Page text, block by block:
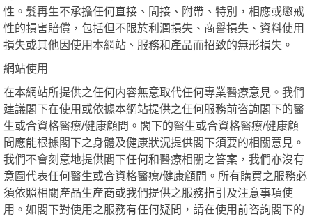
性。髮再生不承擔任何直接、間接、附帶、特別，相應或懲戒
性的損害賠償，包括但不限於利潤損失、商譽損失、資料使用
損失或其他因使用本網站、服務和產品而招致的無形損失。
網站使用
在本網站所提供之任何内容無意取代任何專業醫療意見。我們
建議閣下在使用或依據本網站提供之任何服務前咨詢閣下的醫
生或合資格醫療/健康顧問。閣下的醫生或合資格醫療/健康顧
問應能根據閣下之身體及健康狀況提供閣下須要的相關意見。
我們不會刻意地提供閣下任何和醫療相關之答案，我們亦沒有
意圖代表任何醫生或合資格醫療/健康顧問。所有購買之服務必
須依照相關產品生産商或我們提供之服務指引及注意事項使
用。如閣下對使用之服務有任何疑問，請在使用前咨詢閣下的